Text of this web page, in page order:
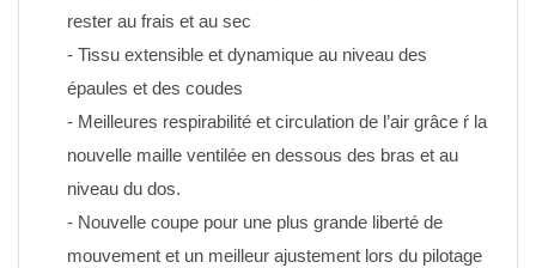
rester au frais et au sec
- Tissu extensible et dynamique au niveau des
épaules et des coudes
- Meilleures respirabilité et circulation de l’air grâce ŕ la
nouvelle maille ventilée en dessous des bras et au
niveau du dos.
- Nouvelle coupe pour une plus grande liberté de
mouvement et un meilleur ajustement lors du pilotage